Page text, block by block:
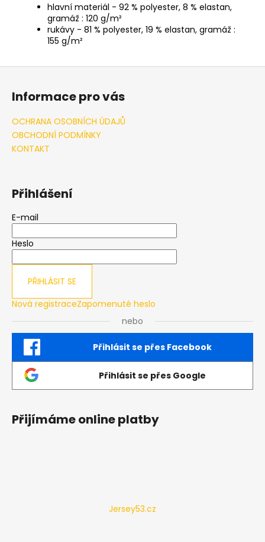
hlavní materiál - 92 % polyester, 8 % elastan,
gramáž : 120 g/m²
rukávy - 81 % polyester, 19 % elastan, gramáž :
155 g/m²
Z
Informace pro vás
OCHRANA OSOBNÍCH ÚDAJŮ
OBCHODNÍ PODMÍNKY
KONTAKT
Přihlášení
E-mail
Heslo
PŘIHLÁSIT SE
Nová registraceZapomenuté heslo
nebo
Přihlásit se přes Facebook
Přihlásit se přes Google
Přijímáme online platby
Jersey53.cz